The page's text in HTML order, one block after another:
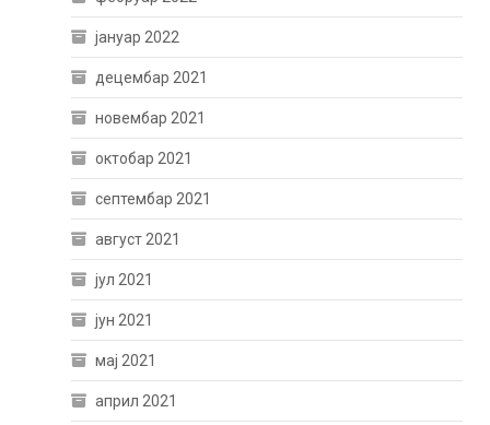
јануар 2022
децембар 2021
новембар 2021
октобар 2021
септембар 2021
август 2021
јул 2021
јун 2021
мај 2021
април 2021